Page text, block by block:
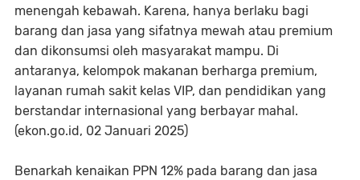
menengah kebawah. Karena, hanya berlaku bagi
barang dan jasa yang sifatnya mewah atau premium
dan dikonsumsi oleh masyarakat mampu. Di
antaranya, kelompok makanan berharga premium,
layanan rumah sakit kelas VIP, dan pendidikan yang
berstandar internasional yang berbayar mahal.
(ekon.go.id, 02 Januari 2025)
Benarkah kenaikan PPN 12% pada barang dan jasa